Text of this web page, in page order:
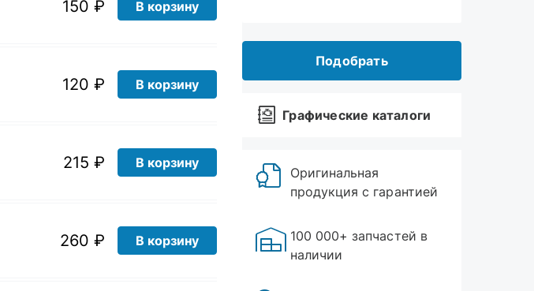
150 ₽ В корзину
120 ₽ В корзину
215 ₽ В корзину
260 ₽ В корзину
Графические каталоги
100 000+ запчастей в
Торговые точки в